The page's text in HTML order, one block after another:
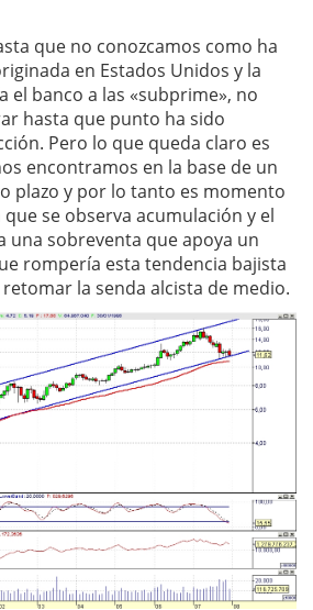
que no conozcamos como ha
en Estados Unidos y la
el banco a las «subprime», no
hasta que punto ha sido
Pero lo que queda claro es
encontramos en la base de un
plazo y por lo tanto es momento
se observa acumulación y el
una sobreventa que apoya un
rompería esta tendencia bajista
la senda alcista de medio.